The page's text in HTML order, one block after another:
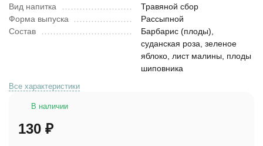
Вид напитка
Травяной сбор
Форма выпуска
Рассыпной
Состав
Барбарис (плоды),
суданская роза, зеленое
яблоко, лист малины, плоды
шиповника
Все характеристики
В наличии
130 ₽